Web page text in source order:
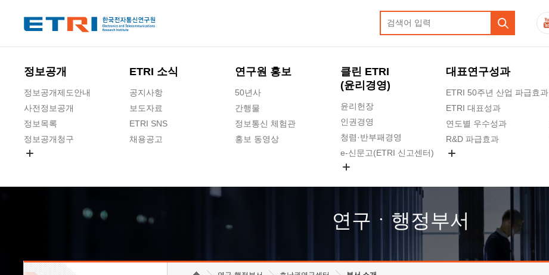
정보공개
정보공개제도안내
사전정보공개
정보목록
정보공개청구
ETRI 소식
공지사항
보도자료
ETRI SNS
채용공고
연구원 홍보
50년사
간행물
정보통신 체험관
홍보 동영상
클린 ETRI
(윤리경영)
윤리헌장
인권경영
청렴·반부패경영
e-신문고(ETRI 신고센터)
고객의소리
수의계약 현황
대표연구성과
ETRI 50주년 산업 파급효과
ETRI 대표성과
연도별 우수성과
R&D 파급효과
연구ㆍ행정부서